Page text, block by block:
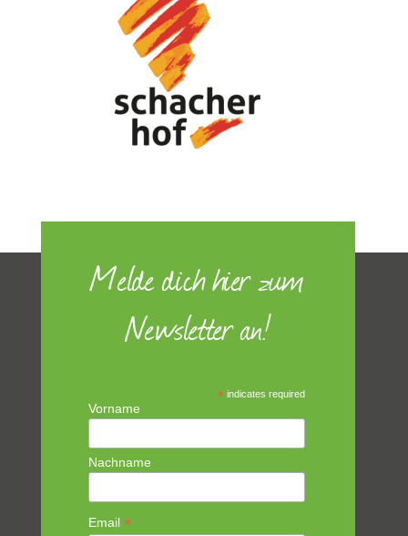
Melde dich hier zum
Newsletter an!
* indicates required
Vorname
Nachname
Email*